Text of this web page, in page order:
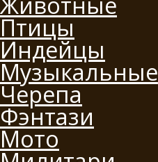
Птицы
Индейцы
Музыкальные
Черепа
Фэнтази
Мото